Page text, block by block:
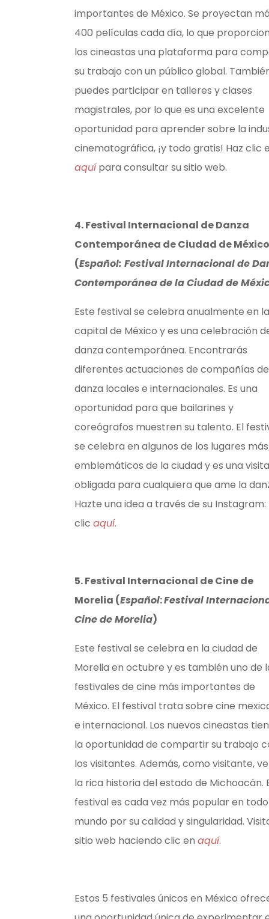
importantes de México. Se proyectan
400 películas cada día, lo que
los cineastas una plataforma para
su trabajo con un público global.
puedes participar en talleres y clases
magistrales, por lo que es una excelente
oportunidad para aprender sobre la
cinematográfica, ¡y todo gratis! Haz clic
aquípara consultar su sitio web.
4. Festival Internacional de Danza
Contemporánea de Ciudad de México
(Español: Festival Internacional de
Contemporánea de la Ciudad de
Este festival se celebra anualmente en la
capital de México y es una celebración
danza contemporánea. Encontrarás
diferentes actuaciones de compañías de
danza locales e internacionales. Es una
oportunidad para que bailarines y
coreógrafos muestren su talento. El
se celebra en algunos de los lugares más
emblemáticos de la ciudad y es una visita
obligada para cualquiera que ame la
Hazte una idea a través de su Instagram:
clic aquí.
5. Festival Internacional de Cine de
Morelia (Español:Festival
Cine de Morelia)
Este festival se celebra en la ciudad de
Morelia en octubre y es también uno de
festivales de cine más importantes de
México. El festival trata sobre cine
e internacional. Los nuevos cineastas
la oportunidad de compartir su trabajo
los visitantes. Además, como visitante,
la rica historia del estado de Michoacán.
festival es cada vez más popular en
mundo por su calidad y singularidad.
sitio web haciendo clic en aquí.
Estos 5 festivales únicos en México